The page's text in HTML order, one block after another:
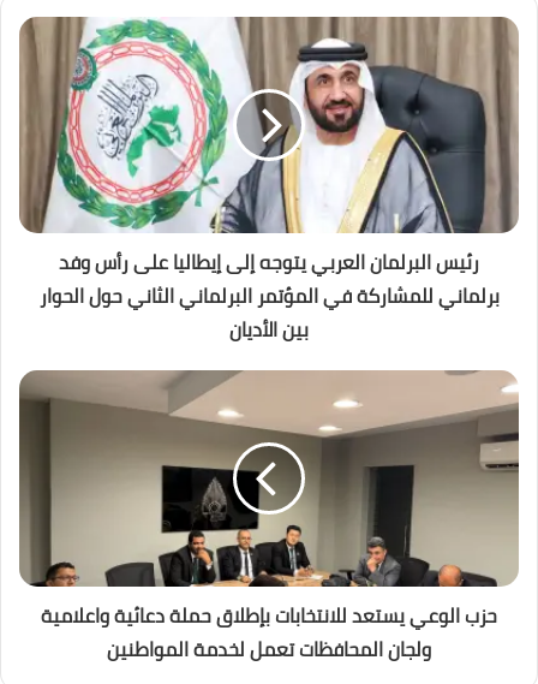
رئيس البرلمان العربي يتوجه إلى إيطاليا على رأس وفد
برلماني للمشاركة في المؤتمر البرلماني الثاني حول الحوار
بين الأديان
حزب الوعي يستعد للانتخابات بإطلاق حملة دعائية واعلامية
ولجان المحافظات تعمل لخدمة المواطنين